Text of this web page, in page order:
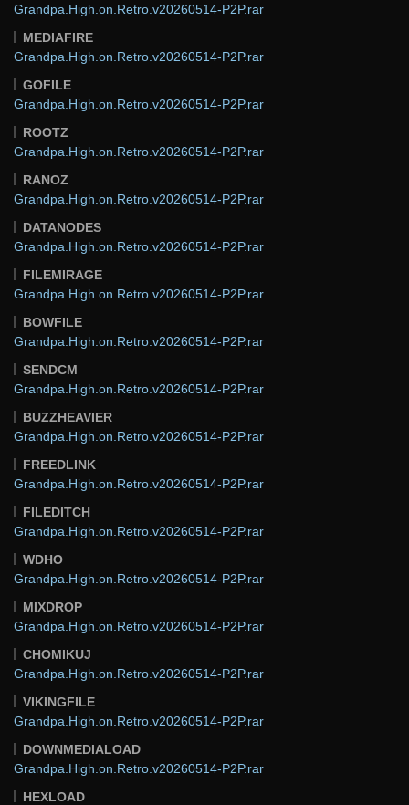
Grandpa.High.on.Retro.v20260514-P2P.rar
MEDIAFIRE
Grandpa.High.on.Retro.v20260514-P2P.rar
GOFILE
Grandpa.High.on.Retro.v20260514-P2P.rar
ROOTZ
Grandpa.High.on.Retro.v20260514-P2P.rar
RANOZ
Grandpa.High.on.Retro.v20260514-P2P.rar
DATANODES
Grandpa.High.on.Retro.v20260514-P2P.rar
FILEMIRAGE
Grandpa.High.on.Retro.v20260514-P2P.rar
BOWFILE
Grandpa.High.on.Retro.v20260514-P2P.rar
SENDCM
Grandpa.High.on.Retro.v20260514-P2P.rar
BUZZHEAVIER
Grandpa.High.on.Retro.v20260514-P2P.rar
FREEDLINK
Grandpa.High.on.Retro.v20260514-P2P.rar
FILEDITCH
Grandpa.High.on.Retro.v20260514-P2P.rar
WDHO
Grandpa.High.on.Retro.v20260514-P2P.rar
MIXDROP
Grandpa.High.on.Retro.v20260514-P2P.rar
CHOMIKUJ
Grandpa.High.on.Retro.v20260514-P2P.rar
VIKINGFILE
Grandpa.High.on.Retro.v20260514-P2P.rar
DOWNMEDIALOAD
Grandpa.High.on.Retro.v20260514-P2P.rar
HEXLOAD